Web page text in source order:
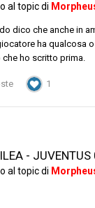
al topic di
dico che anche in
ha qualcosa
ho scritto prima.
1
- JUVENTUS
al topic di